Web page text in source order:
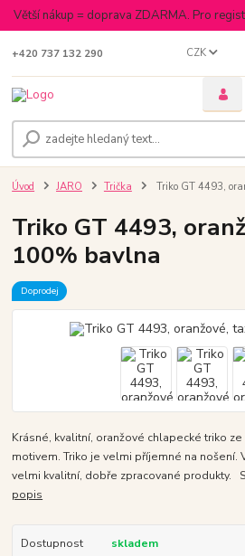
Větší nákup = doprava ZDARMA. Pro
CZK
+420 737 132 290
Úvod JARO Trička Triko GT 4493,
Triko GT 4493,
100% bavlna
Doprodej
Krásné, kvalitní, oranžové chlapecké triko
motivem. Triko je velmi příjemné na nošení.
velmi kvalitní, dobře zpracované produkty.
popis
Dostupnost
skladem